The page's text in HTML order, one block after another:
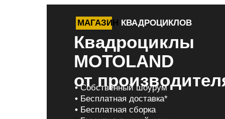
•Собственный шоурум
• Бесплатная доставка*
• Бесплатная сборка
Квадроциклы
MOTOLAND
от
МАГАЗИН КВАДРОЦИКЛОВ